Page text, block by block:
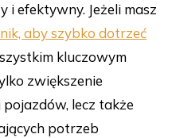
efektywny. Jeżeli masz
aby szybko dotrzeć
kluczowym
zwiększenie
lecz także
potrzeb